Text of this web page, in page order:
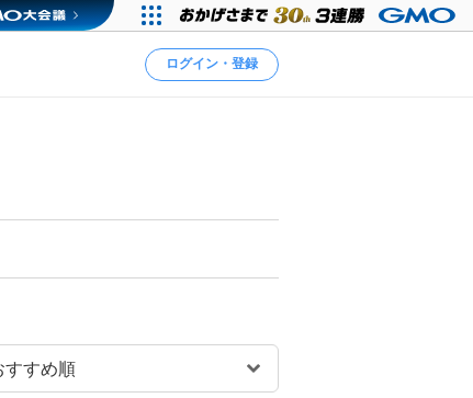
ログイン・登録